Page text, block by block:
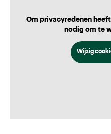
Om privacyredenen
nodig om te
Wijzig